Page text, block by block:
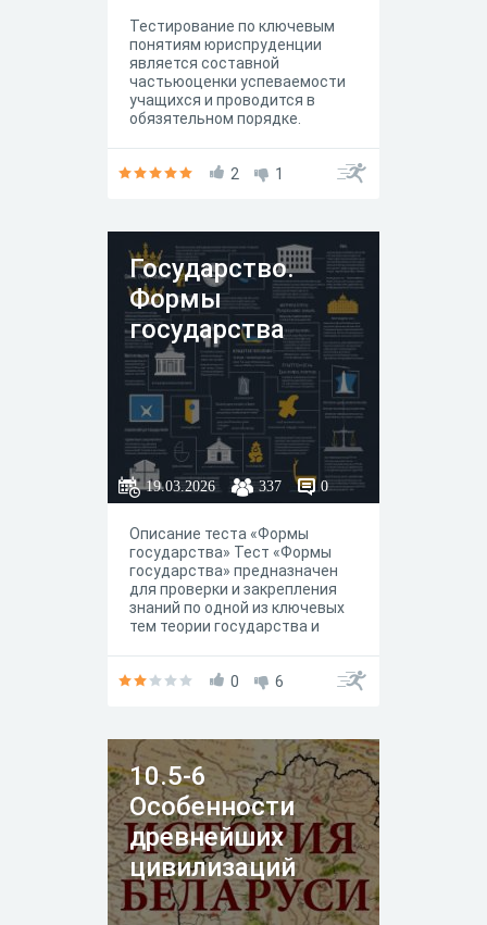
Тестирование по ключевым
понятиям юриспруденции
является составной
частьюоценки успеваемости
учащихся и проводится в
обязятельном порядке.
2 1
Государство.
Формы
государства
19.03.2026 337 0
Описание теста «Формы
государства» Тест «Формы
государства» предназначен
для проверки и закрепления
знаний по одной из ключевых
тем теории государства и
уровень своей подготовки,
Содержание теста В тесте
представлены вопросы,
охватывающие основные
аспекты темы: - понятие и
элементы формы
государства;- формы
правления (монархия,
республика и их
разновидности);- формы
государственного устройства
0 6
10.5-6
Особенности
древнейших
цивилизаций